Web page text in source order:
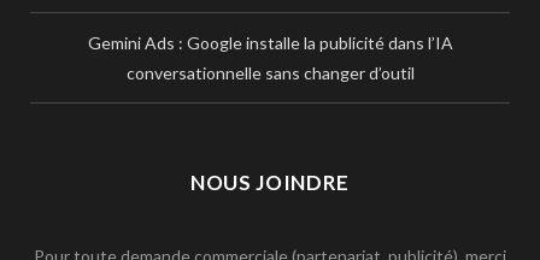
Gemini Ads : Google installe la publicité dans l’IA
conversationnelle sans changer d’outil
NOUS JOINDRE